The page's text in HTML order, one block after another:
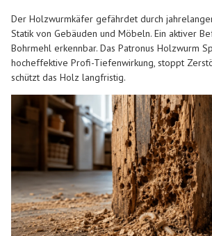
Der Holzwurmkäfer gefährdet durch
Statik von Gebäuden und Möbeln. Ein aktiver
Bohrmehl erkennbar. Das Patronus Holzwurm
hocheffektive Profi-Tiefenwirkung, stoppt
schützt das Holz langfristig.